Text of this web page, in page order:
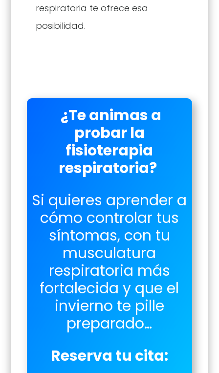
respiratoria te ofrece esa
posibilidad.
¿Te animas a
probar la
fisioterapia
respiratoria?
Si quieres aprender a
cómo controlar tus
síntomas, con tu
musculatura
respiratoria más
fortalecida y que el
invierno te pille
preparado…
Reserva tu cita: